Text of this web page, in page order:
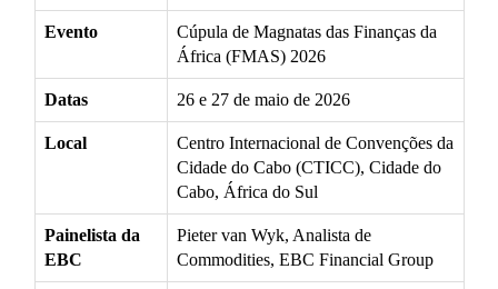
Evento
Cúpula de Magnatas das Finanças da
África (FMAS) 2026
Datas 26 e 27 de maio de 2026
Local
Centro Internacional de Convenções da
Cidade do Cabo (CTICC), Cidade do
Cabo, África do Sul
Painelista da
EBC
Pieter van Wyk, Analista de
Commodities, EBC Financial Group